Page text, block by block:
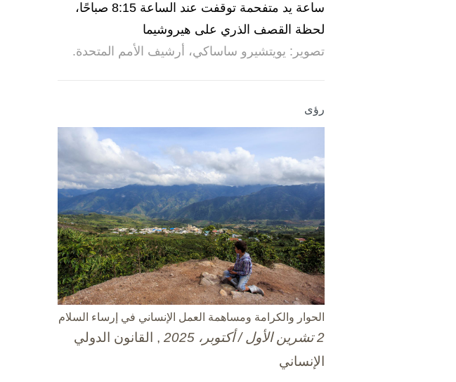
ساعة يد متفحمة توقفت عند الساعة 8:15 صباحًا،
لحظة القصف الذري على هيروشيما
تصوير: يويتشيرو ساساكي، أرشيف الأمم المتحدة.
رؤى
الحوار والكرامة ومساهمة العمل الإنساني في إرساء السلام
2 تشرين الأول / أكتوبر، 2025
, القانون الدولي
الإنساني